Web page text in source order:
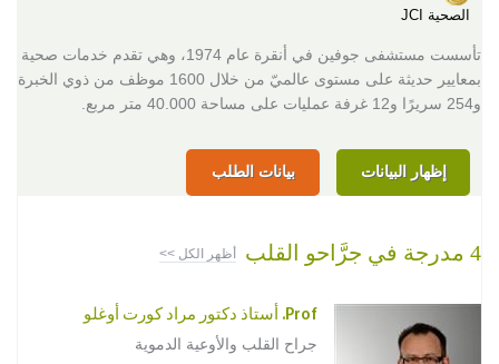
الصحية JCI
تأسست مستشفى جوفين في أنقرة عام 1974، وهي تقدم خدمات صحية
بمعايير حديثة على مستوى عالميّ من خلال 1600 موظف من ذوي الخبرة
و254 سريرًا و12 غرفة عمليات على مساحة 40.000 متر مربع.
إظهار البيانات بيانات الطلب
4 مدرجة في جرَّاحو القلب أظهر الكل >>
Prof. أستاذ دكتور مراد كورت أوغلو
جراح القلب والأوعية الدموية